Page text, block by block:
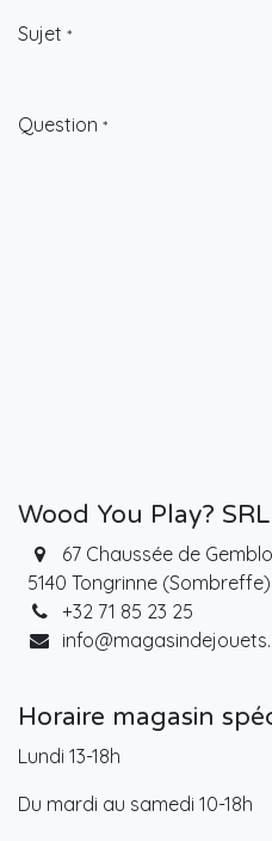
Sujet *
Question *
Wood You Play? SRL
67 Chaussée de
5140 Tongrinne (Sombreffe)
+32 71 85 23 25
Horaire magasin
Lundi 13-18h
Du mardi au samedi 10-18h